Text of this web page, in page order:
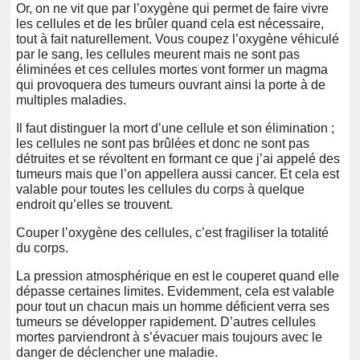
Or, on ne vit que par l’oxygène qui permet de faire vivre
les cellules et de les brûler quand cela est nécessaire,
tout à fait naturellement. Vous coupez l’oxygène véhiculé
par le sang, les cellules meurent mais ne sont pas
éliminées et ces cellules mortes vont former un magma
qui provoquera des tumeurs ouvrant ainsi la porte à de
multiples maladies.
Il faut distinguer la mort d’une cellule et son élimination ;
les cellules ne sont pas brûlées et donc ne sont pas
détruites et se révoltent en formant ce que j’ai appelé des
tumeurs mais que l’on appellera aussi cancer. Et cela est
valable pour toutes les cellules du corps à quelque
endroit qu’elles se trouvent.
Couper l’oxygène des cellules, c’est fragiliser la totalité
du corps.
La pression atmosphérique en est le couperet quand elle
dépasse certaines limites. Evidemment, cela est valable
pour tout un chacun mais un homme déficient verra ses
tumeurs se développer rapidement. D’autres cellules
mortes parviendront à s’évacuer mais toujours avec le
danger de déclencher une maladie.